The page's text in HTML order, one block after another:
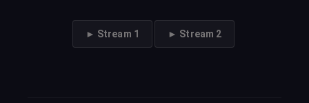
► Stream 1 ► Stream 2